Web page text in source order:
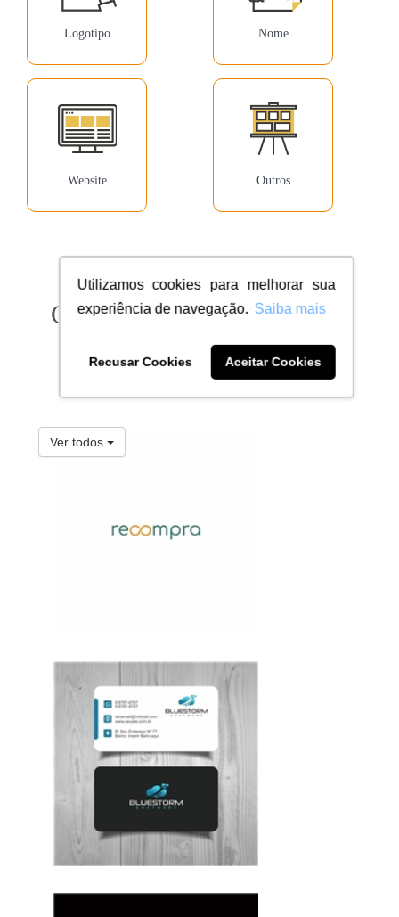
Utilizamos cookies para melhorar sua
experiência de navegação. Saiba mais
Recusar Cookies Aceitar Cookies
Logotipo Nome
Website Outros
Ver todos
Confira milhares de clientes
dentro do seu segmento